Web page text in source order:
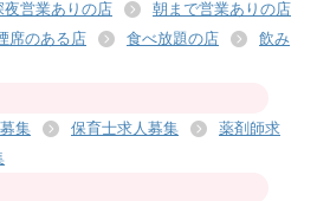
夜営業ありの店
朝まで営業ありの店
席のある店 食べ放題の店
飲み
集 保育士求人募集
薬剤師求